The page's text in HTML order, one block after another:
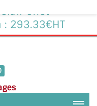
effet
293.33€HT